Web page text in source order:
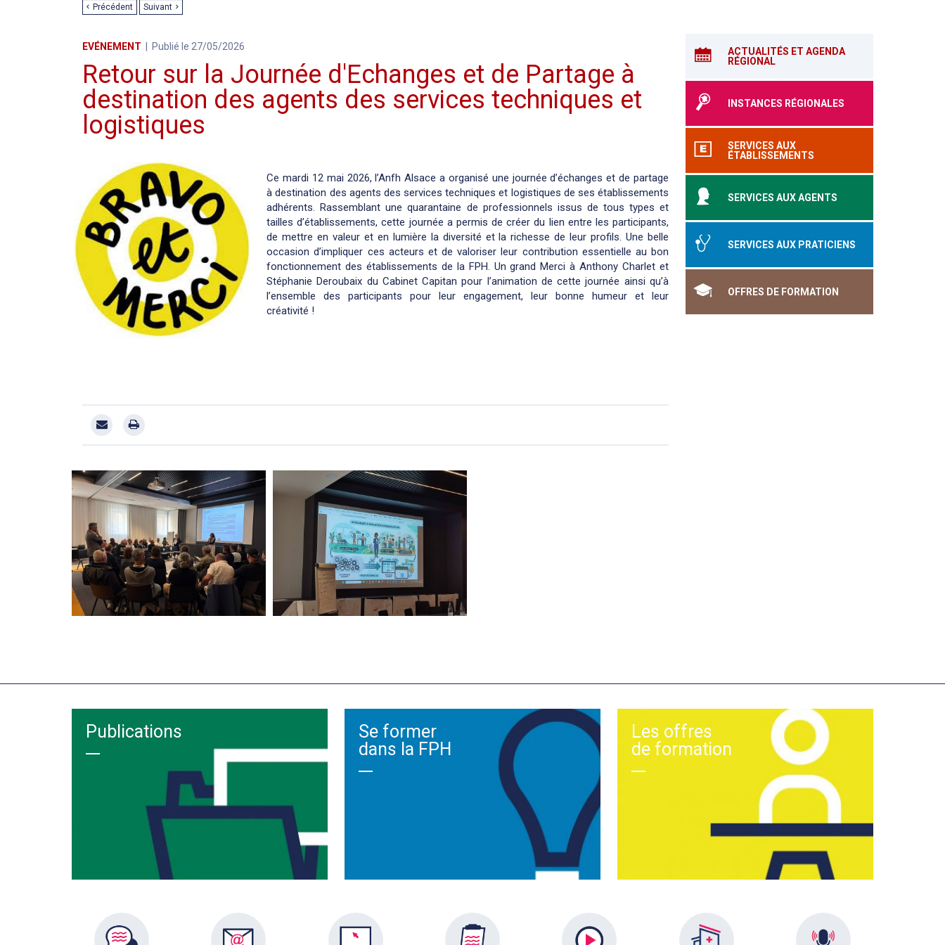
ACTUALITÉS ET AGENDA
RÉGIONAL
INSTANCES RÉGIONALES
SERVICES AUX
ÉTABLISSEMENTS
SERVICES AUX AGENTS
SERVICES AUX PRATICIENS
OFFRES DE FORMATION
Précédent Suivant
EVÉNEMENT Publié le 27/05/2026
Retour sur la Journée d'Echanges et de Partage à
destination des agents des services techniques et
logistiques
Ce mardi 12 mai 2026, l’Anfh Alsace a organisé une journée d’échanges et de partage
à destination des agents des services techniques et logistiques de ses établissements
adhérents. Rassemblant une quarantaine de professionnels issus de tous types et
tailles d’établissements, cette journée a permis de créer du lien entre les participants,
de mettre en valeur et en lumière la diversité et la richesse de leur profils. Une belle
occasion d’impliquer ces acteurs et de valoriser leur contribution essentielle au bon
fonctionnement des établissements de la FPH. Un grand Merci à Anthony Charlet et
Stéphanie Deroubaix du Cabinet Capitan pour l’animation de cette journée ainsi qu’à
l’ensemble des participants pour leur engagement, leur bonne humeur et leur
créativité !
Publications
Se former
dans la FPH
Les offres
de formation